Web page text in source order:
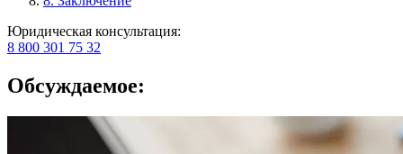
Юридическая консультация:
8 800 301 75 32
Обсуждаемое: